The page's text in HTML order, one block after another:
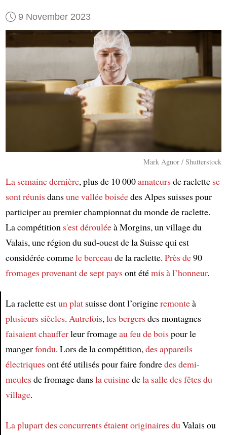
Article
9 November 2023
Mark Agnor / Shutterstock
La semaine dernière, plus de 10 000amateursde raclette se
sont réunisdansune vallée boiséedes Alpes suisses pour
participer au premier championnat du monde de raclette.
La compétition s'est dérouléeà Morgins, un village du
Valais, une région du sud-ouest de la Suisse qui est
considérée commele berceau de la raclette. Près de90
fromagesprovenant de sept paysont étémis à l’honneur.
La raclette estun platsuisse dont l’origineremonteà
plusieurs siècles. Autrefois, les bergersdes montagnes
faisaient chaufferleur fromageau feu de boispour le
mangerfondu. Lors de la compétition, des appareils
électriquesont été utilisés pour faire fondredes demi-
meulesde fromage dansla cuisinedela salle des fêtes du
village.
La plupart des concurrentsétaient originaires du Valais ou